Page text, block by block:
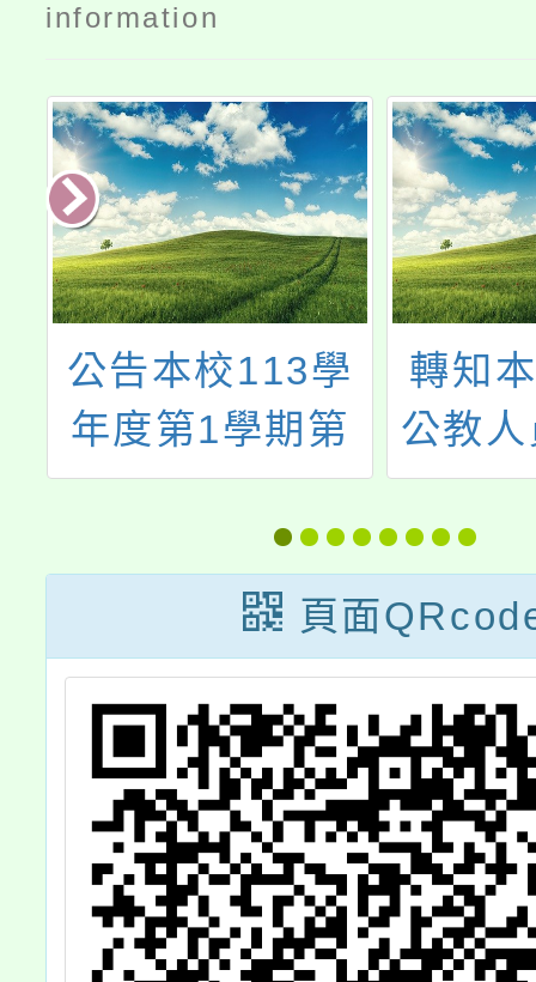
information
轉知本市第8屆
公教人員羽球錦
標賽工作會議暨
領隊會議紀錄、
賽程表、場地時
間表及選手休息
區位置分配圖各
1份
轉知
年5月
人（
函及
26
（
函，
小學
任研
頁面